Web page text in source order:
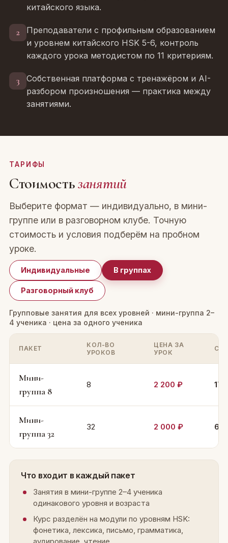
китайского языка.
2
Преподаватели с профильным образованием
и уровнем китайского HSK 5-6, контроль
каждого урока методистом по 11 критериям.
3
Собственная платформа с тренажёром и AI-
разбором произношения — практика между
занятиями.
ТАРИФЫ
Стоимостьзанятий
Выберите формат — индивидуально, в мини-
группе или в разговорном клубе. Точную
стоимость и условия подберём на пробном
уроке.
Индивидуальные В группах
Разговорный клуб
Групповые занятия для всех уровней · мини-группа 2–
4 ученика · цена за одного ученика
ПАКЕТ
КОЛ-ВО
УРОКОВ
ЦЕНА ЗА
УРОК
Мини-
группа 8
8 2 200 ₽ 17
Мини-
группа 32
32 2 000 ₽ 64
Что входит в каждый пакет
Занятия в мини-группе 2–4 ученика
одинакового уровня и возраста
Курс разделён на модули по уровням HSK:
фонетика, лексика, письмо, грамматика,
аудирование, чтение